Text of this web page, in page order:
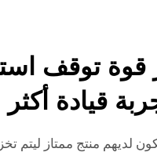
توقف
قيادة
لديهم منتج ممتاز ليتم